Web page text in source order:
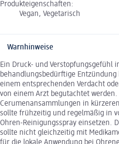
Produkteigenschaften:
Vegan, Vegetarisch
Warnhinweise
Ein Druck- und Verstopfungsgefühl
behandlungsbedürftige
einem entsprechenden Verdacht
von einem Arzt begutachtet
Cerumenansammlungen in
sollte frühzeitig und regelmäßig in
Ohren-Reinigungsspray einsetzen.
sollte nicht gleichzeitig mit